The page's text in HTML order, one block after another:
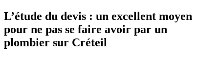
L’étude du devis : un excellent moyen
pour ne pas se faire avoir par un
plombier sur Créteil